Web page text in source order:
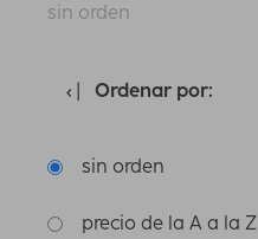
sin orden
Ordenar por:
sin orden
precio de la A a la Z